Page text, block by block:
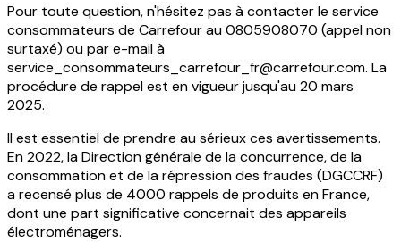
Pour toute question, n'hésitez pas à contacter le service
consommateurs de Carrefour au 0805908070 (appel non
surtaxé) ou par e-mail à
service_consommateurs_carrefour_fr@carrefour.com. La
procédure de rappel est en vigueur jusqu'au 20 mars
2025.
Il est essentiel de prendre au sérieux ces avertissements.
En 2022, la Direction générale de la concurrence, de la
consommation et de la répression des fraudes (DGCCRF)
a recensé plus de 4000 rappels de produits en France,
dont une part significative concernait des appareils
électroménagers.